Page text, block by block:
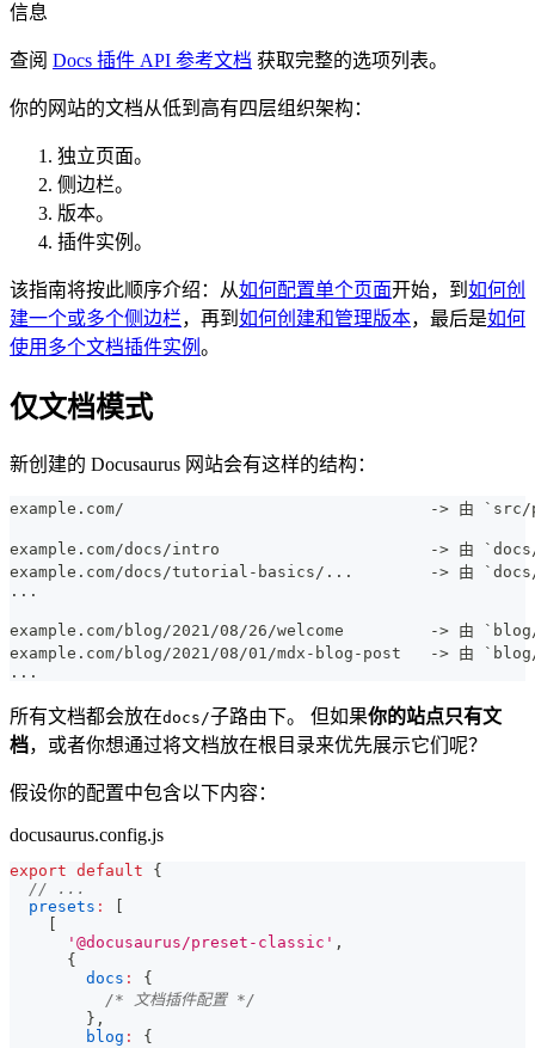
信息
查阅 Docs 插件 API 参考文档 获取完整的选项列表。
你的网站的文档从低到高有四层组织架构：
独立页面。
侧边栏。
版本。
插件实例。
该指南将按此顺序介绍：从如何配置单个页面开始，到 如何创
建一个或多个侧边栏，再到 如何创建和管理版本，最后是如何
使用多个文档插件实例 。
仅文档模式
新创建的 Docusaurus 网站会有这样的结构：
example.com/                                -> 由 `src/
example.com/docs/intro                      -> 由 `docs/
example.com/docs/tutorial-basics/...        -> 由
...
example.com/blog/2021/08/26/welcome         -> 由 `blog/
example.com/blog/2021/08/01/mdx-blog-post   -> 由
...
所有文档都会放在docs/子路由下。 但如果你的站点只有文
档，或者你想通过将文档放在根目录来优先展示它们呢？
假设你的配置中包含以下内容：
docusaurus.config.js
export default
{
// ...
presets :
'@docusaurus/preset-classic' ,
{
docs :
{
/* 文档插件配置 */
} ,
blog :
{